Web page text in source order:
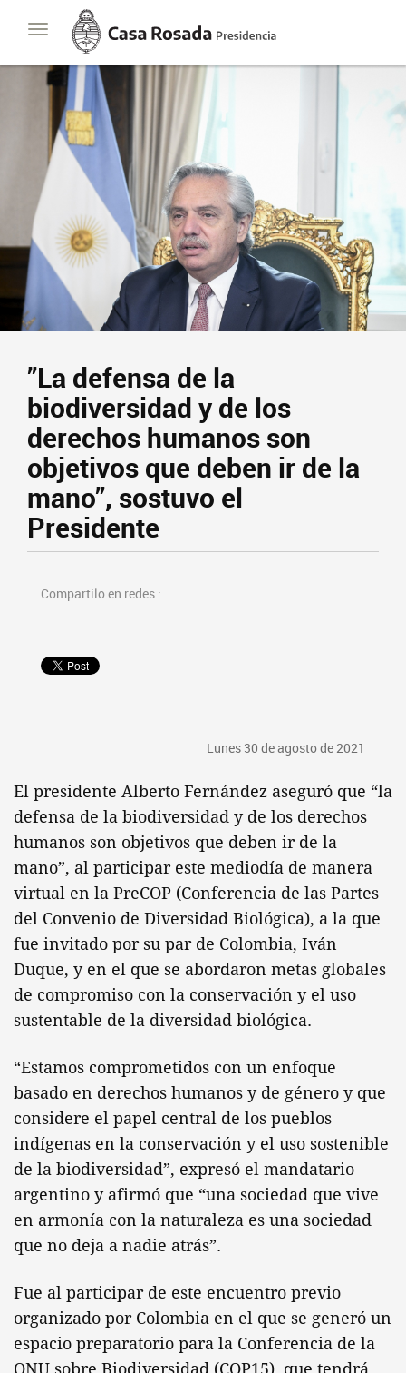
Toggle
navigation
Casa
Rosada
Presidencia
de
la
Nación
Presidencia Javier Milei Suscribite
”La defensa de la
biodiversidad y de los
derechos humanos son
objetivos que deben ir de la
mano”, sostuvo el
Presidente
Compartilo en redes :
Lunes 30 de agosto de 2021
El presidente Alberto Fernández aseguró que “la
defensa de la biodiversidad y de los derechos
humanos son objetivos que deben ir de la
mano”, al participar este mediodía de manera
virtual en la PreCOP (Conferencia de las Partes
del Convenio de Diversidad Biológica), a la que
fue invitado por su par de Colombia, Iván
Duque, y en el que se abordaron metas globales
de compromiso con la conservación y el uso
sustentable de la diversidad biológica.
“Estamos comprometidos con un enfoque
basado en derechos humanos y de género y que
considere el papel central de los pueblos
indígenas en la conservación y el uso sostenible
de la biodiversidad”, expresó el mandatario
argentino y afirmó que “una sociedad que vive
en armonía con la naturaleza es una sociedad
que no deja a nadie atrás”.
Fue al participar de este encuentro previo
organizado por Colombia en el que se generó un
espacio preparatorio para la Conferencia de la
ONU sobre Biodiversidad (COP15), que tendrá